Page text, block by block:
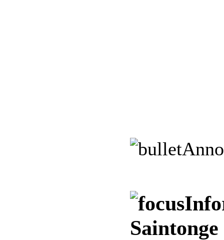
Saintonge